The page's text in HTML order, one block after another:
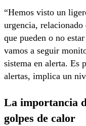
“Hemos visto un
urgencia,
que pueden o no
vamos a seguir
sistema en alerta. Es
alertas, implica un
La importancia
golpes de calor